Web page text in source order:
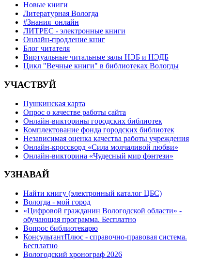
Новые книги
Литературная Вологда
#Знания_онлайн
ЛИТРЕС - электронные книги
Онлайн-продление книг
Блог читателя
Виртуальные читальные залы НЭБ и НЭДБ
Цикл "Вечные книги" в библиотеках Вологды
УЧАСТВУЙ
Пушкинская карта
Опрос о качестве работы сайта
Онлайн-викторины городских библиотек
Комплектование фонда городских библиотек
Независимая оценка качества работы учреждения
Онлайн-кроссворд «Сила молчаливой любви»
Онлайн-викторина «Чудесный мир фэнтези»
УЗНАВАЙ
Найти книгу (электронный каталог ЦБС)
Вологда - мой город
«Цифровой гражданин Вологодской области» -
обучающая программа. Бесплатно
Вопрос библиотекарю
КонсультантПлюс - справочно-правовая система.
Бесплатно
Вологодский хронограф 2026